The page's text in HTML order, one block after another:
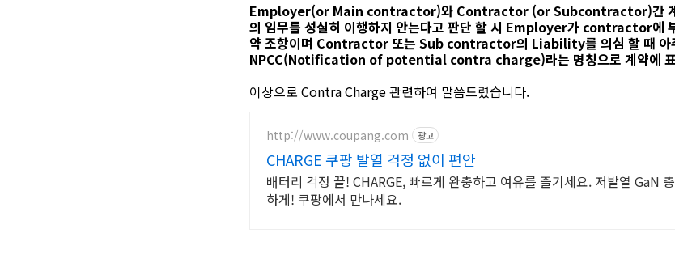
Employer(or Main contractor)와 Contractor (or Subcontractor)간
의 임무를 성실히 이행하지 안는다고 판단 할 시 Employer가 contractor에
약 조항이며 Contractor 또는 Sub contractor의 Liability를 의심 할 때 아
NPCC(Notification of potential contra charge)라는 명칭으로 계약에
이상으로 Contra Charge 관련하여 말씀드렸습니다.
http://www.coupang.com 광고
CHARGE 쿠팡 발열 걱정 없이 편안
배터리 걱정 끝! CHARGE, 빠르게 완충하고 여유를 즐기세요. 저발열 GaN
하게! 쿠팡에서 만나세요.